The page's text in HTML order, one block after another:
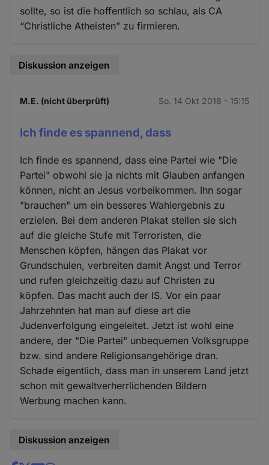
sollte, so ist die hoffentlich so schlau, als CA
“Christliche Atheisten” zu firmieren.
Diskussion anzeigen
M.E. (nicht überprüft) So. 14 Okt 2018 - 15:15
Ich finde es spannend, dass
Ich finde es spannend, dass eine Partei wie "Die
Partei" obwohl sie ja nichts mit Glauben anfangen
können, nicht an Jesus vorbeikommen. Ihn sogar
"brauchen" um ein besseres Wahlergebnis zu
erzielen. Bei dem anderen Plakat stellen sie sich
auf die gleiche Stufe mit Terroristen, die
Menschen köpfen, hängen das Plakat vor
Grundschulen, verbreiten damit Angst und Terror
und rufen gleichzeitig dazu auf Christen zu
köpfen. Das macht auch der IS. Vor ein paar
Jahrzehnten hat man auf diese art die
Judenverfolgung eingeleitet. Jetzt ist wohl eine
andere, der "Die Partei" unbequemen Volksgruppe
bzw. sind andere Religionsangehörige dran.
Schade eigentlich, dass man in unserem Land jetzt
schon mit gewaltverherrlichenden Bildern
Werbung machen kann.
Diskussion anzeigen